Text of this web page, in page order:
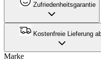
Zufriedenheitsgarantie
Kostenfreie Lieferung
Marke